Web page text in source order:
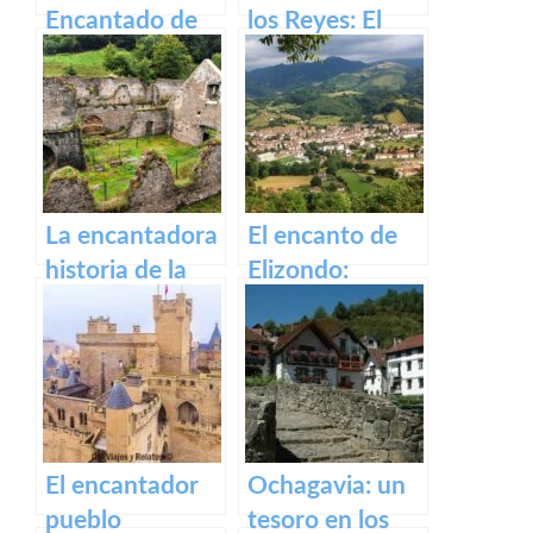
Encantado de
Irati
los Reyes: El
Castillo de Olite
La encantadora
historia de la
antigua fábrica
de Orbaizeta
El encanto de
Elizondo:
Descubre la
belleza de este
pueblo.
El encantador
pueblo
Ochagavia: un
tesoro en los